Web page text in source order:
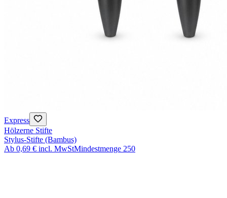
Express
Hölzerne Stifte
Stylus-Stifte (Bambus)
Ab 0,69 € incl. MwStMindestmenge 250